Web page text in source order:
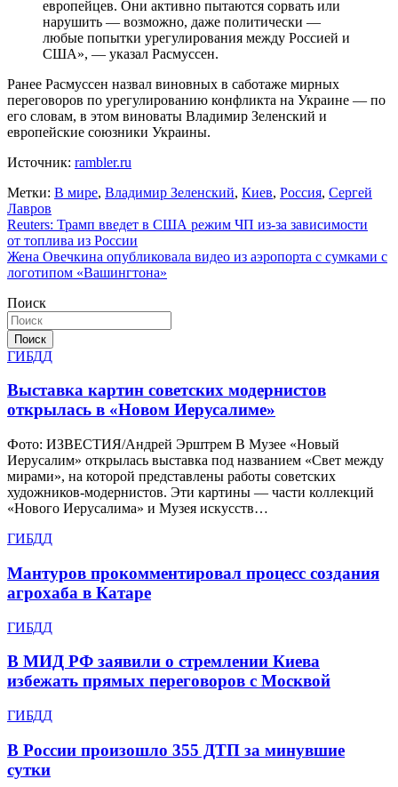
европейцев. Они активно пытаются сорвать или
нарушить — возможно, даже политически —
любые попытки урегулирования между Россией и
США», — указал Расмуссен.
Ранее Расмуссен назвал виновных в саботаже мирных
переговоров по урегулированию конфликта на Украине — по
его словам, в этом виноваты Владимир Зеленский и
европейские союзники Украины.
Источник: rambler.ru
Метки: В мире, Владимир Зеленский, Киев, Россия, Сергей
Лавров
Навигация
по
записям
Reuters: Трамп введет в США режим ЧП из-за зависимости
от топлива из России
Жена Овечкина опубликовала видео из аэропорта с сумками с
логотипом «Вашингтона»
Поиск
Поиск
ГИБДД
Выставка картин советских модернистов
открылась в «Новом Иерусалиме»
Фото: ИЗВЕСТИЯ/Андрей Эрштрем В Музее «Новый
Иерусалим» открылась выставка под названием «Свет между
мирами», на которой представлены работы советских
художников-модернистов. Эти картины — части коллекций
«Нового Иерусалима» и Музея искусств…
ГИБДД
Мантуров прокомментировал процесс создания
агрохаба в Катаре
ГИБДД
В МИД РФ заявили о стремлении Киева
избежать прямых переговоров с Москвой
ГИБДД
В России произошло 355 ДТП за минувшие
сутки